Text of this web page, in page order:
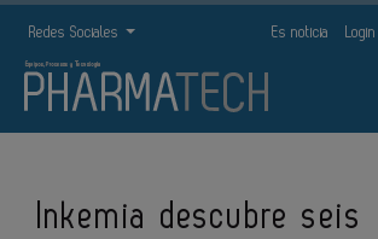
Redes Sociales Es noticia
Inkemia descubre seis